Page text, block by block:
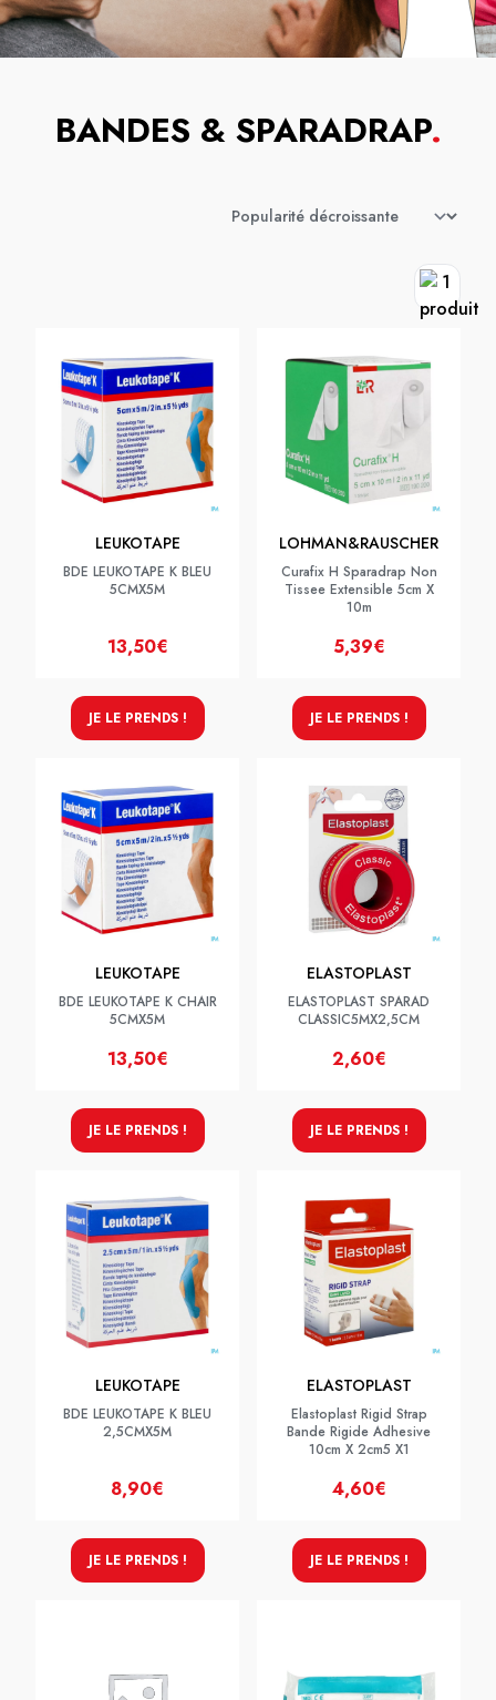
BANDES & SPARADRAP.
LEUKOTAPE
BDE LEUKOTAPE K BLEU
5CMX5M
13,50€
JE LE PRENDS !
LOHMAN&RAUSCHER
Curafix H Sparadrap Non
Tissee Extensible 5cm X
10m
5,39€
JE LE PRENDS !
LEUKOTAPE
BDE LEUKOTAPE K CHAIR
5CMX5M
13,50€
JE LE PRENDS !
ELASTOPLAST
ELASTOPLAST SPARAD
CLASSIC5MX2,5CM
2,60€
JE LE PRENDS !
LEUKOTAPE
BDE LEUKOTAPE K BLEU
2,5CMX5M
8,90€
JE LE PRENDS !
ELASTOPLAST
Elastoplast Rigid Strap
Bande Rigide Adhesive
10cm X 2cm5 X1
4,60€
JE LE PRENDS !